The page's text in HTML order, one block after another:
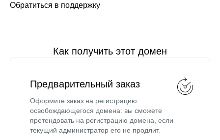
Обратиться в поддержку
Как получить этот домен
Предварительный заказ
Оформите заказ на регистрацию
освобождающегося домена: вы сможете
претендовать на регистрацию домена, если
текущий администратор его не продлит.